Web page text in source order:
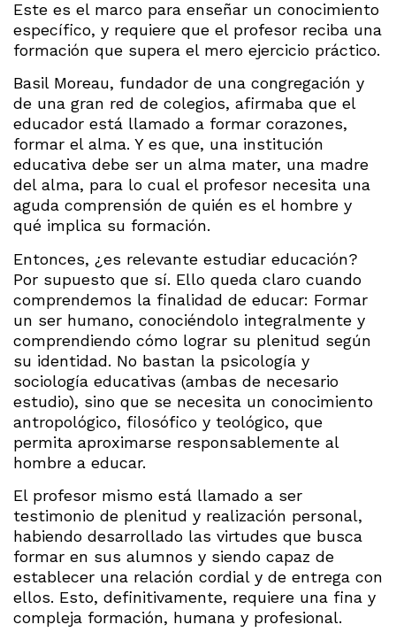
Este es el marco para enseñar un conocimiento
específico, y requiere que el profesor reciba una
formación que supera el mero ejercicio práctico.
Basil Moreau, fundador de una congregación y
de una gran red de colegios, afirmaba que el
educador está llamado a formar corazones,
formar el alma. Y es que, una institución
educativa debe ser un alma mater, una madre
del alma, para lo cual el profesor necesita una
aguda comprensión de quién es el hombre y
qué implica su formación.
Entonces, ¿es relevante estudiar educación?
Por supuesto que sí. Ello queda claro cuando
comprendemos la finalidad de educar: Formar
un ser humano, conociéndolo integralmente y
comprendiendo cómo lograr su plenitud según
su identidad. No bastan la psicología y
sociología educativas (ambas de necesario
estudio), sino que se necesita un conocimiento
antropológico, filosófico y teológico, que
permita aproximarse responsablemente al
hombre a educar.
El profesor mismo está llamado a ser
testimonio de plenitud y realización personal,
habiendo desarrollado las virtudes que busca
formar en sus alumnos y siendo capaz de
establecer una relación cordial y de entrega con
ellos. Esto, definitivamente, requiere una fina y
compleja formación, humana y profesional.